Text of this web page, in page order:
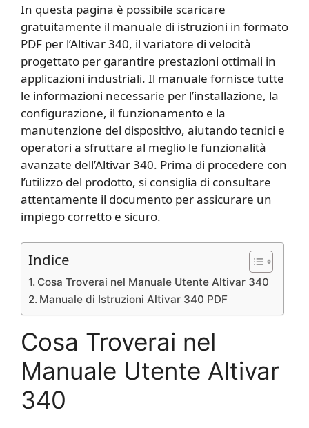
In questa pagina è possibile scaricare
gratuitamente il manuale di istruzioni in formato
PDF per l’Altivar 340, il variatore di velocità
progettato per garantire prestazioni ottimali in
applicazioni industriali. Il manuale fornisce tutte
le informazioni necessarie per l’installazione, la
configurazione, il funzionamento e la
manutenzione del dispositivo, aiutando tecnici e
operatori a sfruttare al meglio le funzionalità
avanzate dell’Altivar 340. Prima di procedere con
l’utilizzo del prodotto, si consiglia di consultare
attentamente il documento per assicurare un
impiego corretto e sicuro.
Indice
Cosa Troverai nel Manuale Utente Altivar 340
Manuale di Istruzioni Altivar 340 PDF
Cosa Troverai nel
Manuale Utente Altivar
340